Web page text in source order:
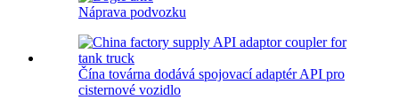
Náprava podvozku
Čína továrna dodává spojovací adaptér API pro
cisternové vozidlo